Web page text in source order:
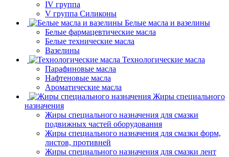
IV группа
V группа Силиконы
Белые масла и вазелины
Белые фармацевтические масла
Белые технические масла
Вазелины
Технологические масла
Парафиновые масла
Нафтеновые масла
Ароматические масла
Жиры специального
назначения
Жиры специального назначения для смазки
подвижных частей оборудования
Жиры специального назначения для смазки форм,
листов, противней
Жиры специального назначения для смазки лент